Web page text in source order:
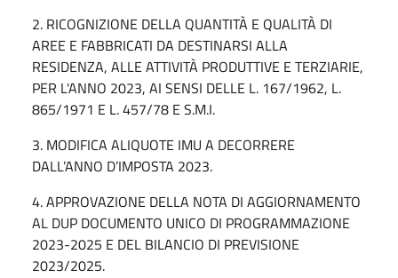
2. RICOGNIZIONE DELLA QUANTITÀ E QUALITÀ DI
AREE E FABBRICATI DA DESTINARSI ALLA
RESIDENZA, ALLE ATTIVITÀ PRODUTTIVE E TERZIARIE,
PER L'ANNO 2023, AI SENSI DELLE L. 167/1962, L.
865/1971 E L. 457/78 E S.M.I.
3. MODIFICA ALIQUOTE IMU A DECORRERE
DALL’ANNO D’IMPOSTA 2023.
4. APPROVAZIONE DELLA NOTA DI AGGIORNAMENTO
AL DUP DOCUMENTO UNICO DI PROGRAMMAZIONE
2023-2025 E DEL BILANCIO DI PREVISIONE
2023/2025.